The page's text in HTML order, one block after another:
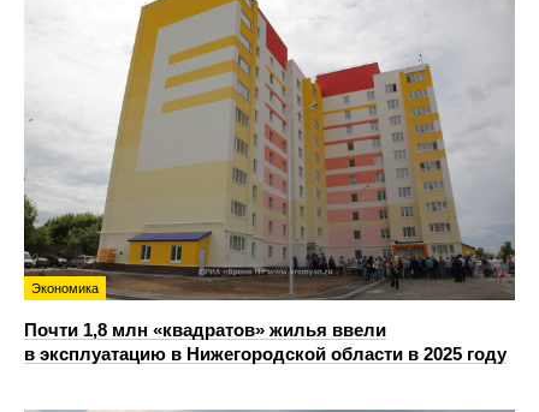
Экономика
Почти 1,8 млн «квадратов» жилья ввели
в эксплуатацию в Нижегородской области в 2025 году